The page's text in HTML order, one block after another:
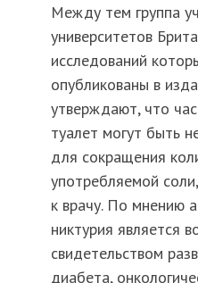
Между тем группа
университетов
исследований
опубликованы в
утверждают, что
туалет могут быть
для сокращения
употребляемой
к врачу. По мнению
никтурия является
свидетельством
диабета,